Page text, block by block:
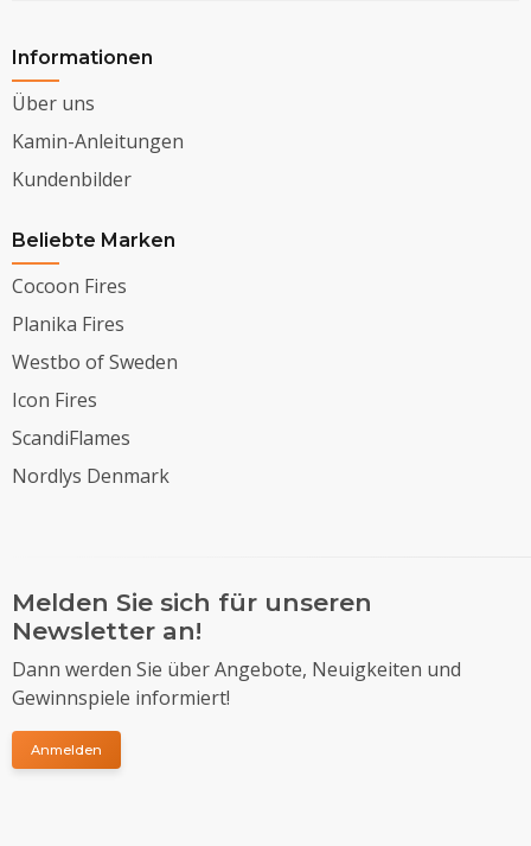
Informationen
Über uns
Kamin-Anleitungen
Kundenbilder
Beliebte Marken
Cocoon Fires
Planika Fires
Westbo of Sweden
Icon Fires
ScandiFlames
Nordlys Denmark
Melden Sie sich für unseren
Newsletter an!
Dann werden Sie über Angebote, Neuigkeiten und
Gewinnspiele informiert!
Anmelden